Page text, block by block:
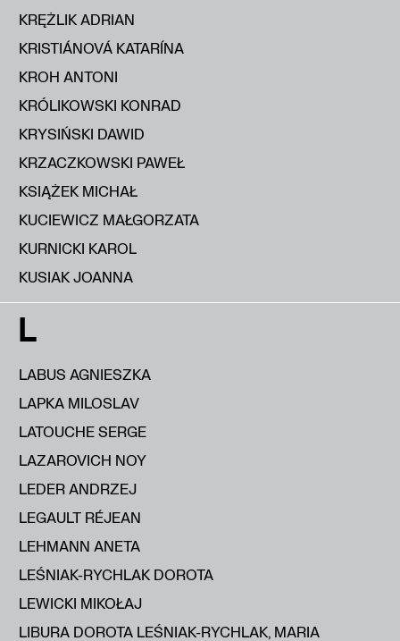
KRĘŻLIK ADRIAN
KRISTIÁNOVÁ KATARÍNA
KROH ANTONI
KRÓLIKOWSKI KONRAD
KRYSIŃSKI DAWID
KRZACZKOWSKI PAWEŁ
KSIĄŻEK MICHAŁ
KUCIEWICZ MAŁGORZATA
KURNICKI KAROL
KUSIAK JOANNA
L
LABUS AGNIESZKA
LAPKA MILOSLAV
LATOUCHE SERGE
LAZAROVICH NOY
LEDER ANDRZEJ
LEGAULT RÉJEAN
LEHMANN ANETA
LEŚNIAK-RYCHLAK DOROTA
LEWICKI MIKOŁAJ
LIBURA DOROTA LEŚNIAK-RYCHLAK, MARIA